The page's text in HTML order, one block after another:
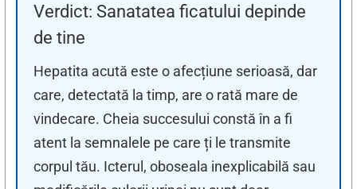
Verdict: Sanatatea ficatului depinde
de tine
Hepatita acută este o afecțiune serioasă, dar
care, detectată la timp, are o rată mare de
vindecare. Cheia succesului constă în a fi
atent la semnalele pe care ți le transmite
corpul tău. Icterul, oboseala inexplicabilă sau